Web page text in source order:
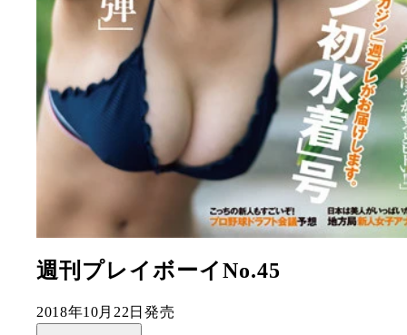
週刊プレイボーイNo.45
2018年10月22日発売